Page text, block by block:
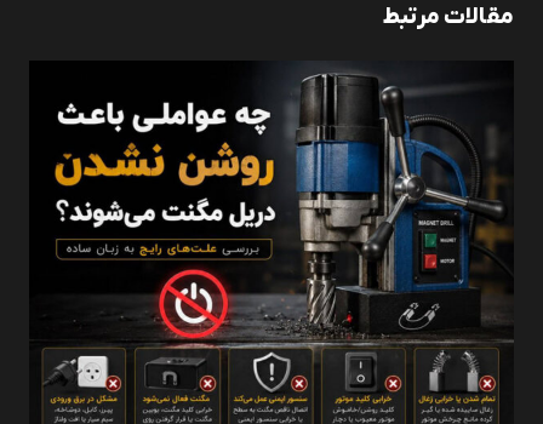
مقالات مرتبط